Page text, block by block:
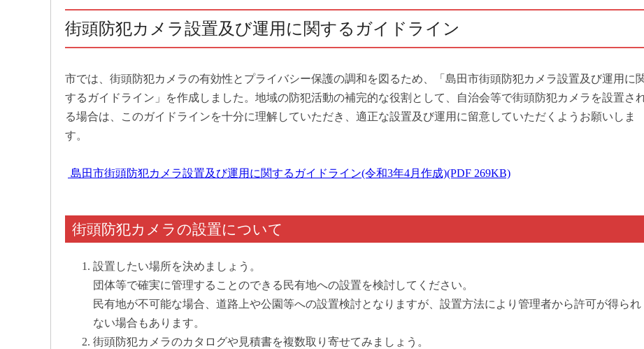
街頭防犯カメラ設置及び運用に関するガイドライン
市では、街頭防犯カメラの有効性とプライバシー保護の調和を図るため、「島田市街頭防犯カメラ設置及び運用に
するガイドライン」を作成しました。地域の防犯活動の補完的な役割として、自治会等で街頭防犯カメラを設置さ
る場合は、このガイドラインを十分に理解していただき、適正な設置及び運用に留意していただくようお願いしま
す。
島田市街頭防犯カメラ設置及び運用に関するガイドライン(令和3年4月作成)(PDF 269KB)
街頭防犯カメラの設置について
設置したい場所を決めましょう。
団体等で確実に管理することのできる民有地への設置を検討してください。
民有地が不可能な場合、道路上や公園等への設置検討となりますが、設置方法により管理者から許可が得られ
ない場合もあります。
街頭防犯カメラのカタログや見積書を複数取り寄せてみましょう。